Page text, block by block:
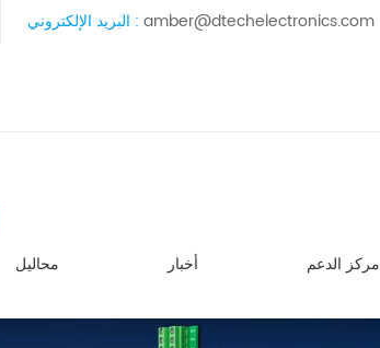
البريد الإلكتروني : amber@dtechelectronics.com
محاليل أخبار مركز الدعم